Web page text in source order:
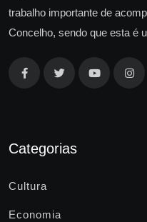
trabalho importante de
Concelho, sendo que esta é
Categorias
Cultura
Economia